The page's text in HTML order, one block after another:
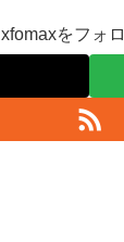
xfomaxをフォ